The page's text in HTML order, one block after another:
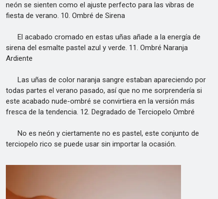
neón se sienten como el ajuste perfecto para las vibras de
fiesta de verano. 10. Ombré de Sirena
El acabado cromado en estas uñas añade a la energía de
sirena del esmalte pastel azul y verde. 11. Ombré Naranja
Ardiente
Las uñas de color naranja sangre estaban apareciendo por
todas partes el verano pasado, así que no me sorprendería si
este acabado nude-ombré se convirtiera en la versión más
fresca de la tendencia. 12. Degradado de Terciopelo Ombré
No es neón y ciertamente no es pastel, este conjunto de
terciopelo rico se puede usar sin importar la ocasión.